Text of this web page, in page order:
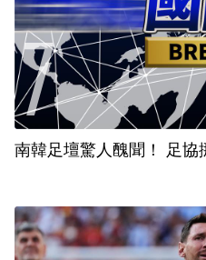
南韓足壇驚人醜聞！ 足協